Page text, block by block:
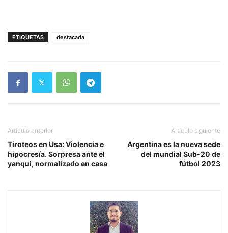
ETIQUETAS destacada
Artículo anterior
Tiroteos en Usa: Violencia e
hipocresía. Sorpresa ante el
yanqui, normalizado en casa
Artículo siguiente
Argentina es la nueva sede
del mundial Sub-20 de
fútbol 2023